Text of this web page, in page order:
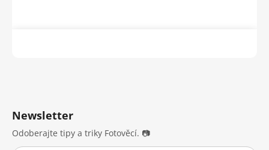
Newsletter
Odoberajte tipy a triky Fotověcí. 📷